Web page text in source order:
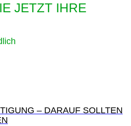
JETZT IHRE
– DARAUF SOLLTEN